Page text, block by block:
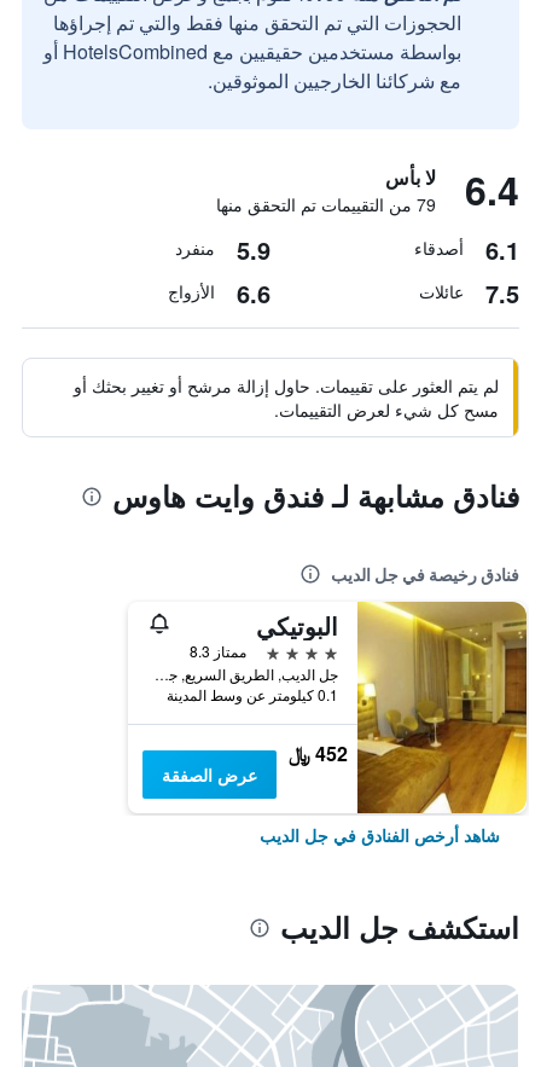
الحجوزات التي تم التحقق منها فقط والتي تم إجراؤها
بواسطة مستخدمين حقيقيين مع HotelsCombined أو
مع شركائنا الخارجيين الموثوقين.
6.4 لا بأس
79 من التقييمات تم التحقق منها
6.1 أصدقاء 5.9 منفرد
7.5 عائلات 6.6 الأزواج
لم يتم العثور على تقييمات. حاول إزالة مرشح أو تغيير بحثك أو
مسح كل شيء لعرض التقييمات.
فنادق مشابهة لـ فندق وايت هاوس
فنادق رخيصة في جل الديب
البوتيكي
4 نجوم
ممتاز 8.3
جل الديب, الطريق السريع, جل الديب, لبنان
0.1 كيلومتر عن وسط المدينة
452 ﷼
عرض الصفقة
شاهد أرخص الفنادق في جل الديب
استكشف جل الديب